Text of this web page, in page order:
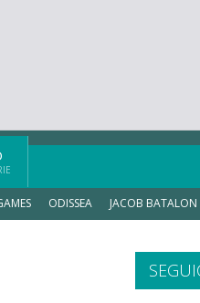
ODISSEA JACOB BATALON